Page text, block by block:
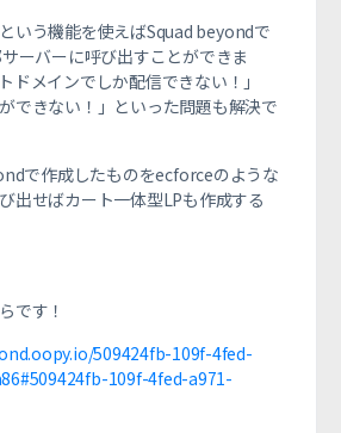
いう機能を使えばSquad beyondで
ーバーに呼び出すことができま
ドメインでしか配信できない！」
できない！」といった問題も解決で
で作成したものをecforceのような
出せばカート一体型LPも作成する
です！
509424fb-109f-4fed-
109f-4fed-a971-